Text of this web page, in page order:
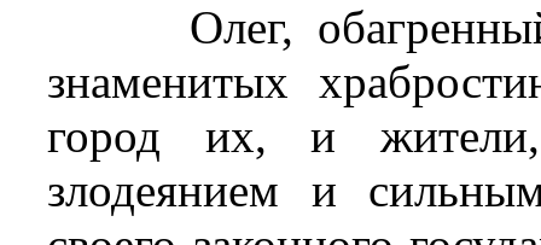
Олег,
знаменитых
город их, и
злодеянием и